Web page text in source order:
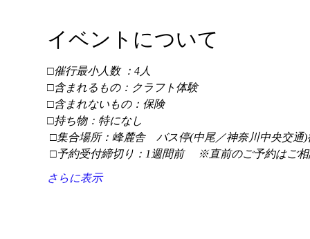
イベントについて
□催行最小人数 ：4人
□含まれるもの：クラフト体験
□含まれないもの：保険
□持ち物：特になし
□集合場所：峰麓舎　バス停(中尾／神奈川中央交通)
□予約受付締切り：1週間前 　※直前のご予約はご
さらに表示